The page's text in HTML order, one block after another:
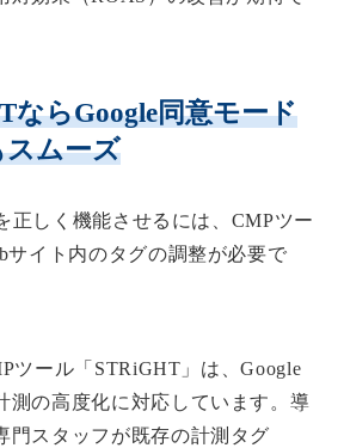
ならGoogle同意モード
ムーズ
正しく機能させるには、CMPツー
サイト内のタグの調整が必要で
ツール「STRiGHT」は、Google
測の高度化に対応しています。導
門スタッフが既存の計測タグ